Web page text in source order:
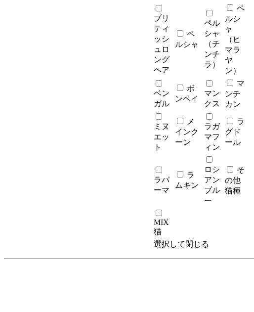
ブリ
ティ
ッシ
ュロ
ング
ヘア
ペ
ルシャ
ペル
シャ
（チ
ンチ
ラ）
ペ
ルシ
ャ
（ヒ
マラ
ヤ
ン）
ベン
ガル
ボ
ンベイ
マン
クス
マ
ンチ
カン
ミヌ
エッ
ト
メ
インク
ーン
ラガ
マフ
ィン
ラ
グド
ール
ラパ
ーマ
ラ
ムキン
ロシ
アン
ブル
ー
そ
の他
猫種
MIX
猫
選択して閉じる